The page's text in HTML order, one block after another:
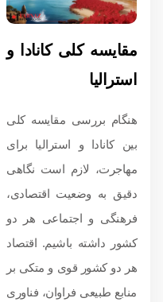
مقایسه کلی کانادا و
استرالیا
هنگام بررسی مقایسه کلی
بین کانادا و استرالیا برای
مهاجرت، لازم است نگاهی
دقیق به وضعیت اقتصادی،
فرهنگی و اجتماعی هر دو
کشور داشته باشیم. اقتصاد
هر دو کشور قوی و متکی بر
منابع طبیعی فراوان، فناوری